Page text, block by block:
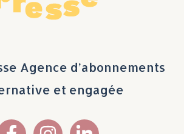
Agence d’abonnements
et engagée